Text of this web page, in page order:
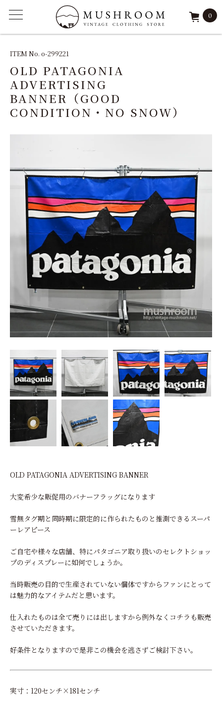
FEATURE
ARCHIVE
SOLD
MY ACCOUNT
0
ITEM No. o-299221
OLD PATAGONIA
ADVERTISING
BANNER（GOOD
CONDITION・NO SNOW）
OLD PATAGONIA ADVERTISING BANNER
大変希少な販促用のバナーフラッグになります
雪無タグ期と同時期に限定的に作られたものと推測できるスーパ
ーレアピース
ご自宅や様々な店舗、特にパタゴニア取り扱いのセレクトショッ
プのディスプレーに如何でしょうか。
当時販売の目的で生産されていない個体ですからファンにとって
は魅力的なアイテムだと思います。
仕入れたものは全て売りには出しますから例外なくコチラも販売
させていただきます。
好条件となりますので是非この機会を逃さずご検討下さい。
実寸：120センチ×181センチ